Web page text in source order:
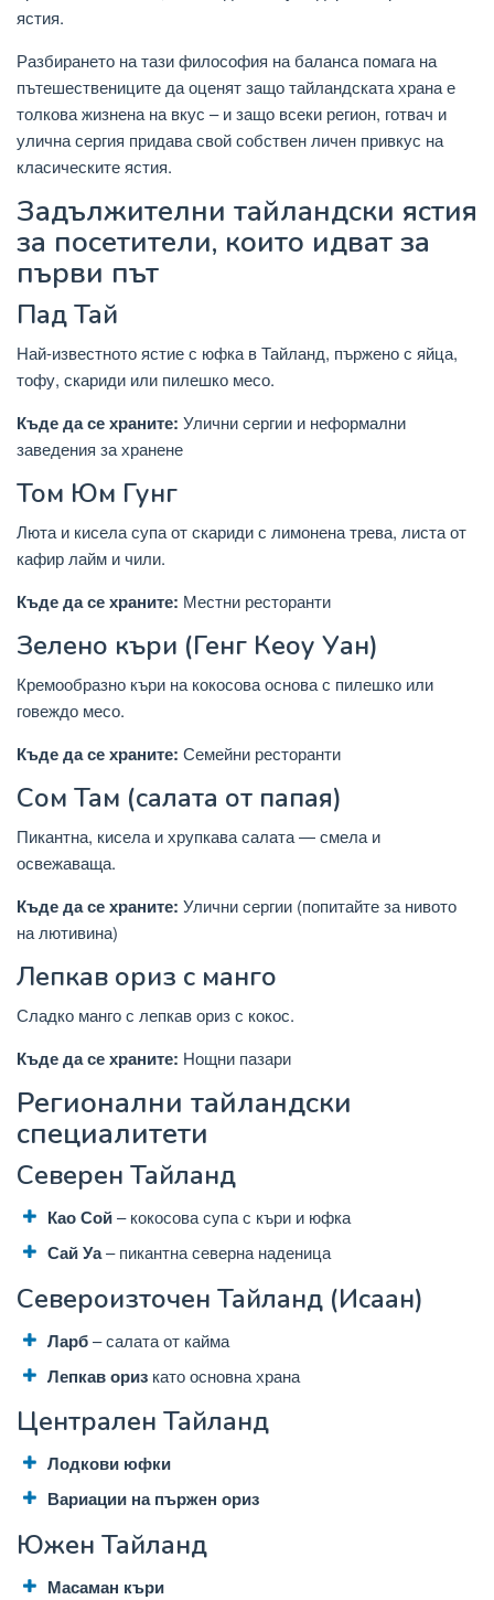
ястия.
Разбирането на тази философия на баланса помага на
пътешествениците да оценят защо тайландската храна е
толкова жизнена на вкус – и защо всеки регион, готвач и
улична сергия придава свой собствен личен привкус на
класическите ястия.
Задължителни тайландски ястия
за посетители, които идват за
първи път
Пад Тай
Най-известното ястие с юфка в Тайланд, пържено с яйца,
тофу, скариди или пилешко месо.
Къде да се храните: Улични сергии и неформални
заведения за хранене
Том Юм Гунг
Люта и кисела супа от скариди с лимонена трева, листа от
кафир лайм и чили.
Къде да се храните: Местни ресторанти
Зелено къри (Генг Кеоу Уан)
Кремообразно къри на кокосова основа с пилешко или
говеждо месо.
Къде да се храните: Семейни ресторанти
Сом Там (салата от папая)
Пикантна, кисела и хрупкава салата — смела и
освежаваща.
Къде да се храните: Улични сергии (попитайте за нивото
на лютивина)
Лепкав ориз с манго
Сладко манго с лепкав ориз с кокос.
Къде да се храните: Нощни пазари
Регионални тайландски
специалитети
Северен Тайланд
Као Сой– кокосова супа с къри и юфка
Сай Уа– пикантна северна наденица
Североизточен Тайланд (Исаан)
Ларб– салата от кайма
Лепкав ориз като основна храна
Централен Тайланд
Лодкови юфки
Вариации на пържен ориз
Южен Тайланд
Масаман къри